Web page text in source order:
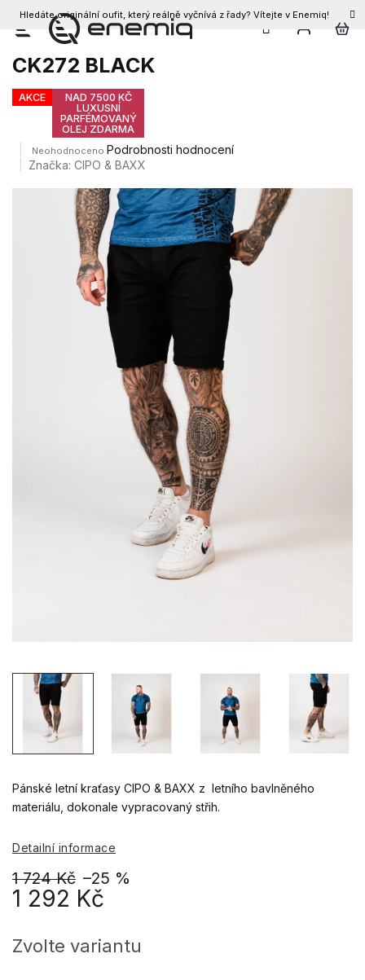
Přejít
obsah
Hledáte originální oufit, který reálně vyčnívá z řady? Vítejte v Enemiq!
CZK
Pánské kraťasy CIPO & BAXX
CK272 BLACK
AKCE
NAD 7500 KČ
LUXUSNÍ
PARFÉMOVANÝ
OLEJ ZDARMA
Průměrné
hodnocení
hvězdiček.
Neohodnoceno Podrobnosti hodnocení
Značka:CIPO & BAXX
1 724 Kč –25 %
1 292 Kč
cena:
Zvolte variantu
Pánské letní kraťasy CIPO & BAXX z letního bavlněného
materiálu, dokonale vypracovaný střih.
Detailní informace